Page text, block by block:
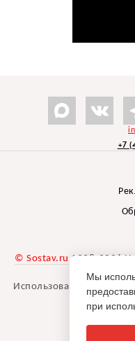
+7
© Sostav.ru 1998-2026
Использование
Мы
при